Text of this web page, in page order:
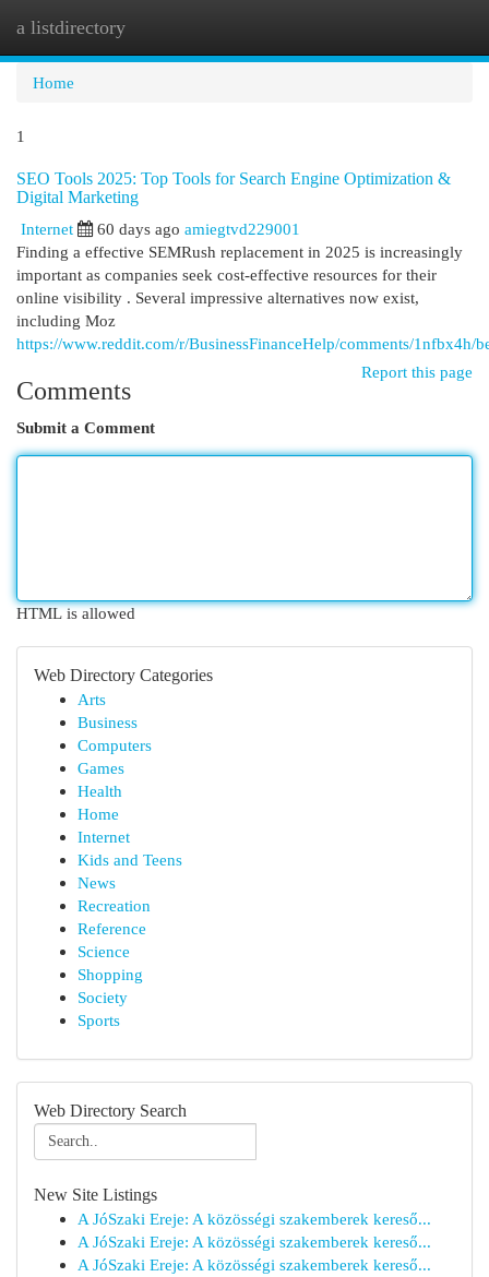
a listdirectory
Home
1
SEO Tools 2025: Top Tools for Search Engine Optimization &
Digital Marketing
Internet
60 days ago amiegtvd229001
Finding a effective SEMRush replacement in 2025 is increasingly
important as companies seek cost-effective resources for their
online visibility . Several impressive alternatives now exist,
including Moz
https://www.reddit.com/r/BusinessFinanceHelp/comments/1nfbx4h/
Report this page
Comments
Submit a Comment
HTML is allowed
Web Directory Categories
Arts
Business
Computers
Games
Health
Home
Internet
Kids and Teens
News
Recreation
Reference
Science
Shopping
Society
Sports
Web Directory Search
New Site Listings
A JóSzaki Ereje: A közösségi szakemberek kereső...
A JóSzaki Ereje: A közösségi szakemberek kereső...
A JóSzaki Ereje: A közösségi szakemberek kereső...